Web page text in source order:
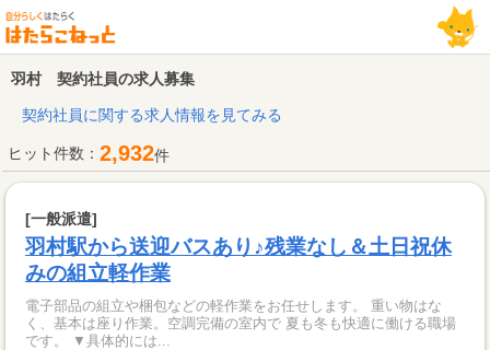
羽村 契約社員の求人募集
契約社員に関する求人情報を見てみる
ヒット件数： 2,932件
[一般派遣]
羽村駅から送迎バスあり♪残業なし＆土日祝休
みの組立軽作業
電子部品の組立や梱包などの軽作業をお任せします。 重い物はな
く、基本は座り作業。空調完備の室内で 夏も冬も快適に働ける職場
です。 ▼具体的には...